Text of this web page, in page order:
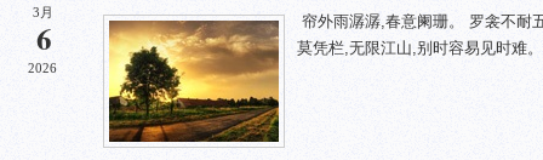
3月
6
2026
帘外雨潺潺,春意阑珊。 罗衾不耐
莫凭栏,无限江山,别时容易见时难